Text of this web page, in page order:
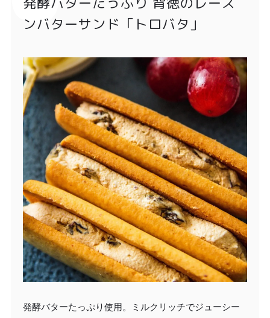
ンバターサンド「トロバタ」
発酵バターたっぷり使用。ミルクリッチでジューシー